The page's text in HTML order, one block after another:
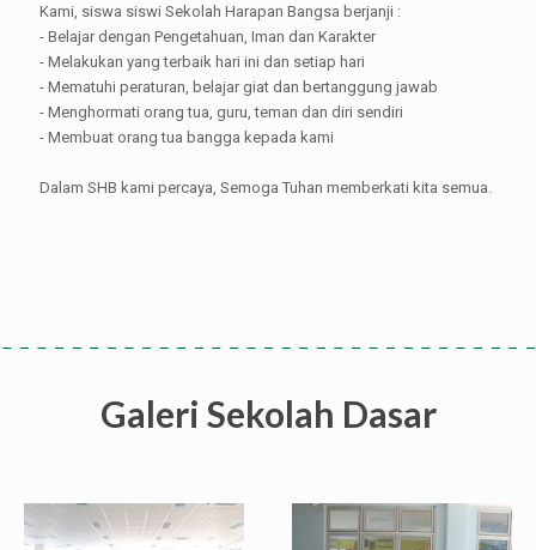
Kami, siswa siswi Sekolah Harapan Bangsa berjanji :
- Belajar dengan Pengetahuan, Iman dan Karakter
- Melakukan yang terbaik hari ini dan setiap hari
- Mematuhi peraturan, belajar giat dan bertanggung jawab
- Menghormati orang tua, guru, teman dan diri sendiri
- Membuat orang tua bangga kepada kami
Dalam SHB kami percaya, Semoga Tuhan memberkati kita semua.
Galeri Sekolah Dasar